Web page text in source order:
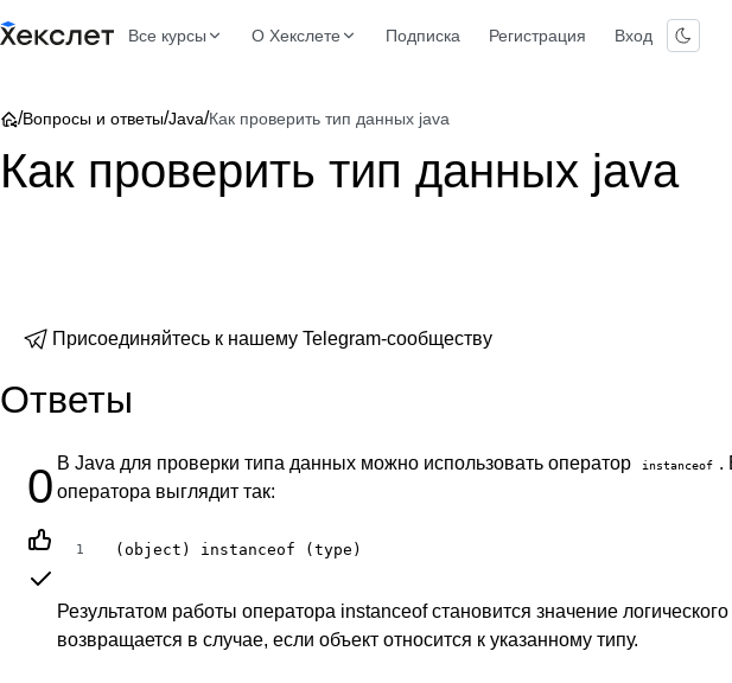
Все курсы О Хекслете Подписка Регистрация Вход
/Вопросы и ответы/Java/Как проверить тип данных java
Как проверить тип данных java
Присоединяйтесь к нашему Telegram-сообществу
Ответы
0 В Java для проверки типа данных можно использовать оператор instanceof .
оператора выглядит так:
1 (object) instanceof (type)
Результатом работы оператора instanceof становится значение
возвращается в случае, если объект относится к указанному типу.